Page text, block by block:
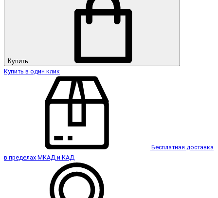
Купить
Купить в один клик
Бесплатная доставка
в пределах МКАД и КАД